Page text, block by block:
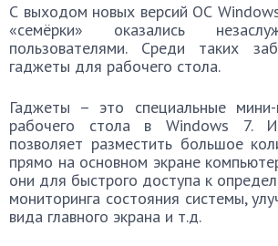
С выходом новых версий ОС
«семёрки» оказались
пользователями. Среди таких
гаджеты для рабочего стола.
Гаджеты – это специальные
рабочего стола в Windows 7.
позволяет разместить большое
прямо на основном экране
они для быстрого доступа к
мониторинга состояния системы,
вида главного экрана и т.д.